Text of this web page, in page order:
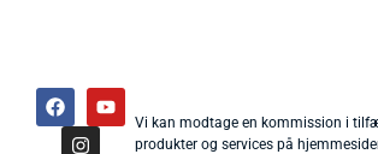
Vi kan modtage en kommission i
produkter og services på